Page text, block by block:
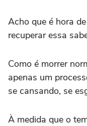
Acho que é hora
recuperar essa
Como é morrer
apenas um
se cansando, se
À medida que o